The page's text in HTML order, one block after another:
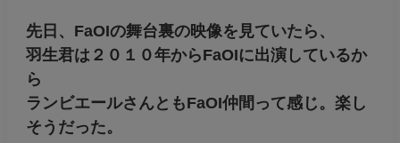
先日、FaOIの舞台裏の映像を見ていたら、
羽生君は２０１０年からFaOIに出演しているか
ら
ランビエールさんともFaOI仲間って感じ。楽し
そうだった。